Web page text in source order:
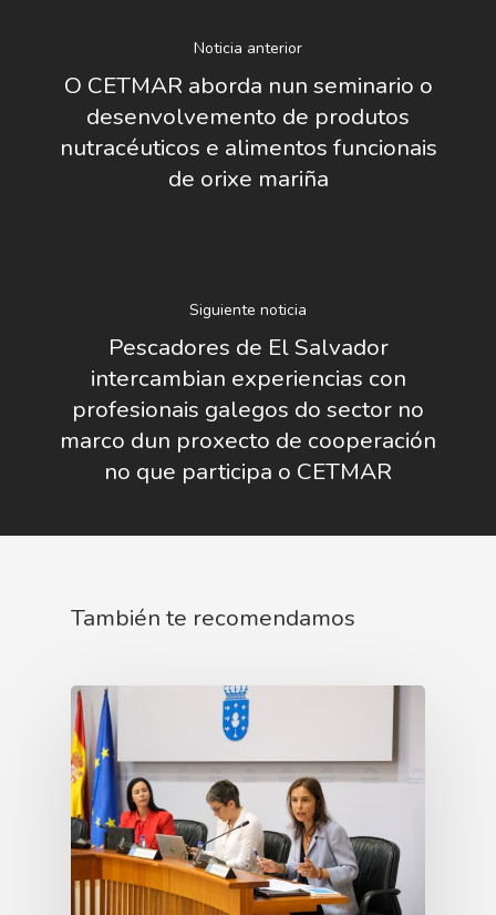
Noticia anterior
O CETMAR aborda nun seminario o
desenvolvemento de produtos
nutracéuticos e alimentos funcionais
de orixe mariña
Siguiente noticia
Pescadores de El Salvador
intercambian experiencias con
profesionais galegos do sector no
marco dun proxecto de cooperación
no que participa o CETMAR
También te recomendamos
Nosotros
Organización
Novedades